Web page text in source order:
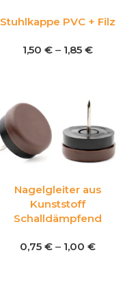
Stuhlkappe PVC + Filz
1,50 € – 1,85 €
Nagelgleiter aus
Kunststoff
Schalldämpfend
0,75 € – 1,00 €